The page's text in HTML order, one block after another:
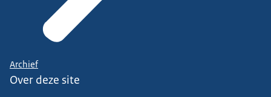
Archief
Over deze site